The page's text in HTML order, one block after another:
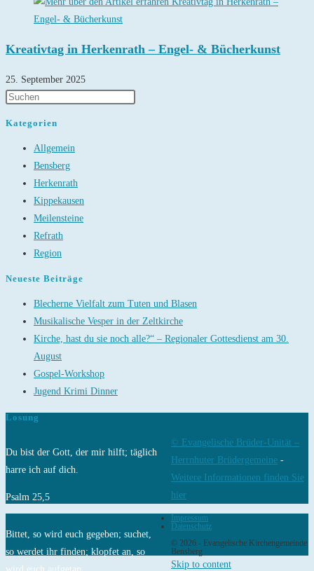
Kreativtag in Herkenrath – Engel- & Bücherkunst
25. September 2025
Kategorien
Allgemein
Bensberg
Herkenrath
Kippekausen
Meilensteine
Refrath
Region
Neueste Beiträge
Blecherne Vielfalt zum Tuten und Blasen
Musikalische Vesper in der Zeltkirche
Kirche, hast du sie noch alle?“ – Regionaler Gottesdienst am 30.
August
Gospel-Workshop
Jugend Krimi Dinner
Losung
Du bist der Gott, der mir hilft; täglich
harre ich auf dich.
Psalm 25,5
Bittet, so wird euch gegeben; suchet,
so werdet ihr finden; klopfet an, so
© Evangelische Brüder-Unität –
Herrnhuter Brüdergemeine -
Weitere Informationen finden Sie
hier
Impressum
Datenschutz
© 2026 - Evangelische Kirchengemeinde
Bensberg
Skip to content